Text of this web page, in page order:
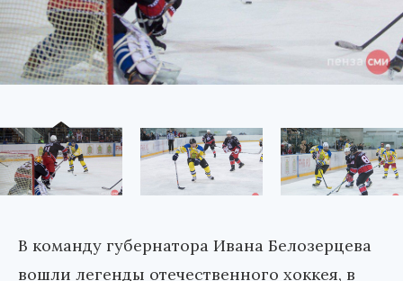
В команду губернатора Ивана Белозерцева
вошли легенды отечественного хоккея, в